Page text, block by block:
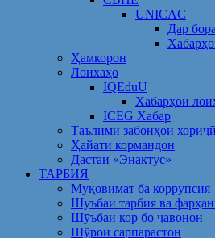
UNICAC
Дар
Ҳамкорон
Лоихаҳо
IQEduU
Хабарҳои
ICEG Хабар
Таълими забонҳои хориҷӣ
Ҳайати кормандон
Дастаи «Энактус»
ТАРБИЯ
Муқовимат ба коррупсия
Шуъбаи тарбия ва
Шӯъбаи кор бо ҷавонон
Шўрои сарпарастон